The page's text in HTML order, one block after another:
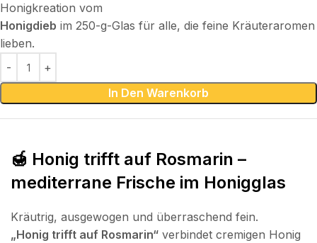
Honigkreation vom
Honigdieb im 250-g-Glas für alle, die feine Kräuteraromen
lieben.
In Den Warenkorb
🍯 Honig trifft auf Rosmarin –
mediterrane Frische im Honigglas
Kräutrig, ausgewogen und überraschend fein.
„Honig trifft auf Rosmarin“ verbindet cremigen Honig